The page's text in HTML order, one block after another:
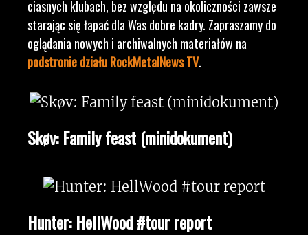
ciasnych klubach, bez względu na okoliczności zawsze
starając się łapać dla Was dobre kadry. Zapraszamy do
oglądania nowych i archiwalnych materiałów na
podstronie działu RockMetalNews TV.
Skøv: Family feast (minidokument)
Hunter: HellWood #tour report